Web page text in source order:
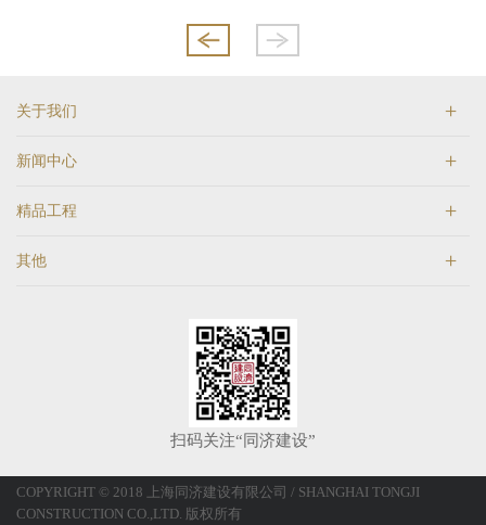
关于我们
新闻中心
精品工程
其他
扫码关注“同济建设”
COPYRIGHT © 2018 上海同济建设有限公司 / SHANGHAI TONGJI
CONSTRUCTION CO.,LTD. 版权所有